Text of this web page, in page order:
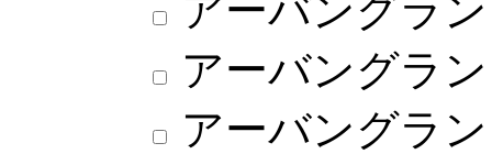
アーバングラ
アーバングラ
アーバングラ